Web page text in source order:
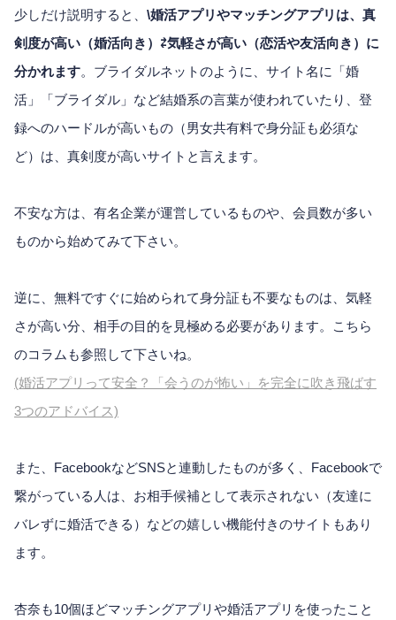
少しだけ説明すると、 \婚活アプリやマッチングアプリは、真
剣度が高い（婚活向き）⇄気軽さが高い（恋活や友活向き）に
分かれます。ブライダルネットのように、サイト名に「婚
活」「ブライダル」など結婚系の言葉が使われていたり、登
録へのハードルが高いもの（男女共有料で身分証も必須な
ど）は、真剣度が高いサイトと言えます。
不安な方は、有名企業が運営しているものや、会員数が多い
ものから始めてみて下さい。
逆に、無料ですぐに始められて身分証も不要なものは、気軽
さが高い分、相手の目的を見極める必要があります。こちら
のコラムも参照して下さいね。
(婚活アプリって安全？「会うのが怖い」を完全に吹き飛ばす
3つのアドバイス)
また、FacebookなどSNSと連動したものが多く、Facebookで
繋がっている人は、お相手候補として表示されない（友達に
バレずに婚活できる）などの嬉しい機能付きのサイトもあり
ます。
杏奈も10個ほどマッチングアプリや婚活アプリを使ったこと